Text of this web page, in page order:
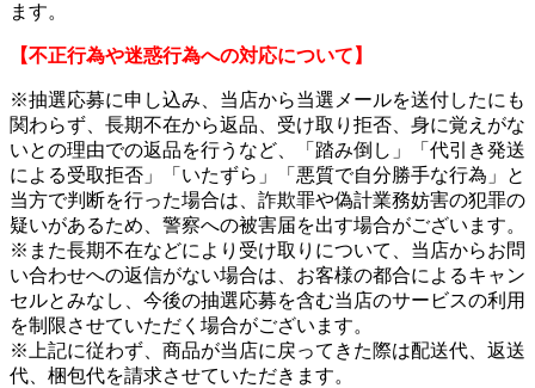
ます。
【不正行為や迷惑行為への対応について】
※抽選応募に申し込み、当店から当選メールを送付したにも
関わらず、長期不在から返品、受け取り拒否、身に覚えがな
いとの理由での返品を行うなど、「踏み倒し」「代引き発送
による受取拒否」「いたずら」「悪質で自分勝手な行為」と
当方で判断を行った場合は、詐欺罪や偽計業務妨害の犯罪の
疑いがあるため、警察への被害届を出す場合がございます。
※また長期不在などにより受け取りについて、当店からお問
い合わせへの返信がない場合は、お客様の都合によるキャン
セルとみなし、今後の抽選応募を含む当店のサービスの利用
を制限させていただく場合がございます。
※上記に従わず、商品が当店に戻ってきた際は配送代、返送
代、梱包代を請求させていただきます。